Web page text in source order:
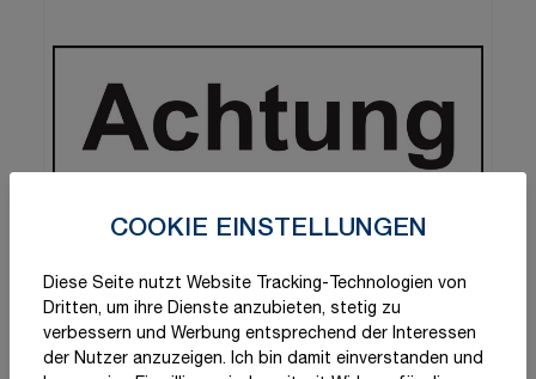
COOKIE EINSTELLUNGEN
Diese Seite nutzt Website Tracking-Technologien von
Dritten, um ihre Dienste anzubieten, stetig zu
verbessern und Werbung entsprechend der Interessen
der Nutzer anzuzeigen. Ich bin damit einverstanden und